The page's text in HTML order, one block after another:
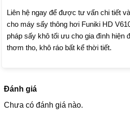
Liên hệ ngay để được tư vấn chi tiết
cho máy sấy thông hơi Funiki HD
pháp sấy khô tối ưu cho gia đình hiện
thơm tho, khô ráo bất kể thời tiết.
Đánh giá
Chưa có đánh giá nào.